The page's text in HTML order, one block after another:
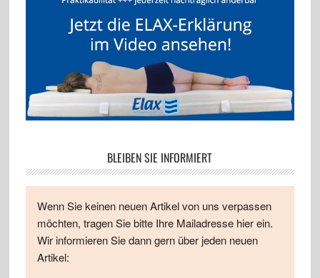
BLEIBEN SIE INFORMIERT
Wenn Sie keinen neuen Artikel von uns verpassen
möchten, tragen Sie bitte Ihre Mailadresse hier ein.
Wir informieren Sie dann gern über jeden neuen
Artikel: